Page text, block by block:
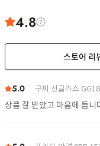
4.8
스토어 리
5.0 구찌 선글라스
상품 잘 받았고 마음에 듭니